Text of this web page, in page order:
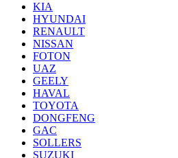
KIA
HYUNDAI
RENAULT
NISSAN
FOTON
UAZ
GEELY
HAVAL
TOYOTA
DONGFENG
GAC
SOLLERS
SUZUKI